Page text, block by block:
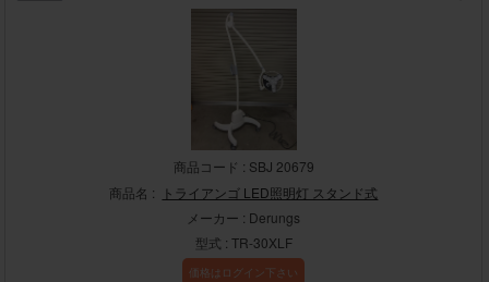
商品コード : SBJ 20679
商品名 :
トライアンゴ LED照明灯 スタンド式
メーカー : Derungs
型式 : TR-30XLF
価格はログイン下さい